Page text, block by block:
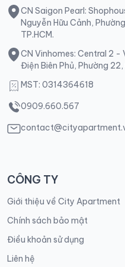
CN Saigon Pearl:
Nguyễn Hữu Cảnh,
TP.HCM.
CN Vinhomes: Central 2 -
Điện Biên Phủ, Phường
MST: 0314364618
0909.660.567
CÔNG TY
Giới thiệu về City Apartment
Chính sách bảo mật
Điều khoản sử dụng
Liên hệ